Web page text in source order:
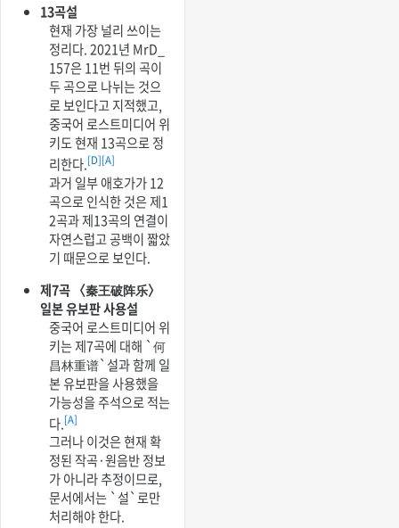
13곡설
현재 가장 널리 쓰이는
정리다. 2021년 MrD_
157은 11번 뒤의 곡이
두 곡으로 나뉘는 것으
로 보인다고 지적했고,
중국어 로스트미디어 위
키도 현재 13곡으로 정
리한다.[D][A]
과거 일부 애호가가 12
곡으로 인식한 것은 제1
2곡과 제13곡의 연결이
자연스럽고 공백이 짧았
기 때문으로 보인다.
제7곡 〈秦王破阵乐〉
일본 유보판 사용설
중국어 로스트미디어 위
키는 제7곡에 대해 `何
昌林重谱`설과 함께 일
본 유보판을 사용했을
가능성을 주석으로 적는
다.[A]
그러나 이것은 현재 확
정된 작곡·원음반 정보
가 아니라 추정이므로,
문서에서는 `설`로만
처리해야 한다.